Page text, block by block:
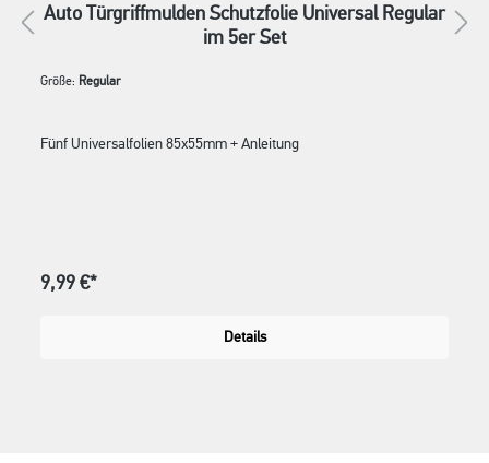
Auto Türgriffmulden Schutzfolie Universal Regular
im 5er Set
Größe: Regular
Fünf Universalfolien 85x55mm + Anleitung
9,99 €*
Details